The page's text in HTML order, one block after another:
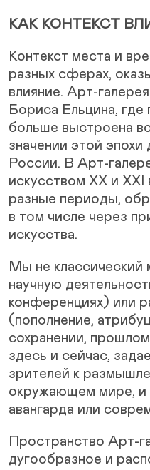
КАК КОНТЕКСТ
Контекст места и
разных сферах,
влияние. Арт-
Бориса Ельцина, где
больше выстроена
значении этой
России. В Арт-
искусством XX и
разные периоды,
в том числе через
искусства.
Мы не классический
научную
конференциях) или
(пополнение,
сохранении,
здесь и сейчас,
зрителей к
окружающем мире, и
авангарда или
Пространство Арт-
дугообразное и